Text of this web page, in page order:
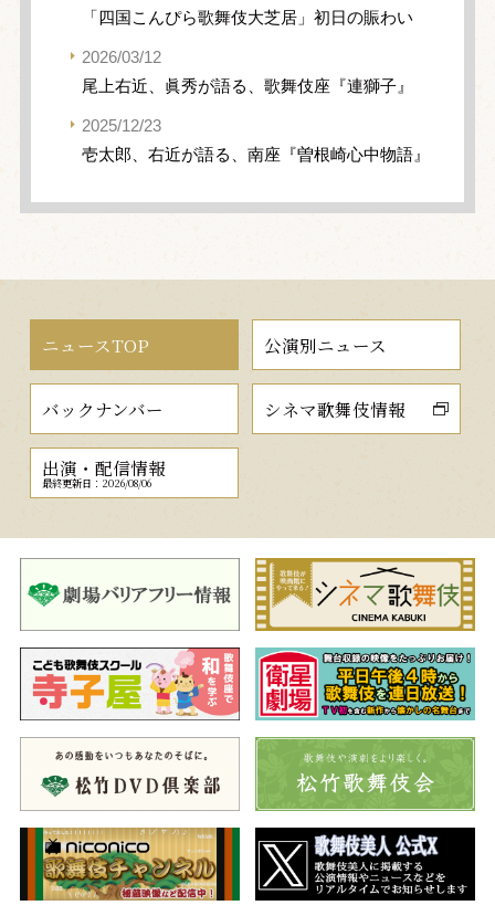
「四国こんぴら歌舞伎大芝居」初日の賑わい
2026/03/12
尾上右近、眞秀が語る、歌舞伎座『連獅子』
2025/12/23
壱太郎、右近が語る、南座『曽根崎心中物語』
ニュースTOP 公演別ニュース
バックナンバー シネマ歌舞伎情報
出演・配信情報
最終更新日：2026/08/06